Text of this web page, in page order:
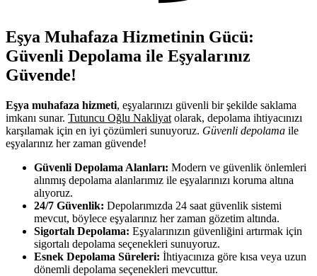
Eşya Muhafaza Hizmetinin Gücü:
Güvenli Depolama ile Eşyalarınız
Güvende!
Eşya muhafaza hizmeti, eşyalarınızı güvenli bir şekilde saklama
imkanı sunar. Tutuncu Oğlu Nakliyat olarak, depolama ihtiyacınızı
karşılamak için en iyi çözümleri sunuyoruz. Güvenli depolama ile
eşyalarınız her zaman güvende!
Güvenli Depolama Alanları: Modern ve güvenlik önlemleri
alınmış depolama alanlarımız ile eşyalarınızı koruma altına
alıyoruz.
24/7 Güvenlik: Depolarımızda 24 saat güvenlik sistemi
mevcut, böylece eşyalarınız her zaman gözetim altında.
Sigortalı Depolama: Eşyalarınızın güvenliğini artırmak için
sigortalı depolama seçenekleri sunuyoruz.
Esnek Depolama Süreleri: İhtiyacınıza göre kısa veya uzun
dönemli depolama seçenekleri mevcuttur.